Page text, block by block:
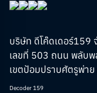
บริษัท ดีโค๊ดเดอร์159
เลขที่ 503 ถนน พลับพ
เขตป้อมปราบศัตรูพ่า
Decoder 159